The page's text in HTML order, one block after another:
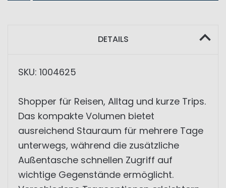
DETAILS
SKU: 1004625
Shopper für Reisen, Alltag und kurze Trips.
Das kompakte Volumen bietet
ausreichend Stauraum für mehrere Tage
unterwegs, während die zusätzliche
Außentasche schnellen Zugriff auf
wichtige Gegenstände ermöglicht.